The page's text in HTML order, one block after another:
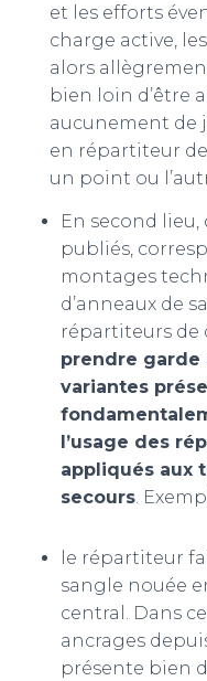
et les efforts
charge active,
alors
bien loin d’être
aucunement de
en répartiteur
un point ou
En second
publiés,
montages
d’anneaux de
répartiteurs de
prendre garde
variantes
l’usage des
appliqués aux
secours .
le répartiteur
sangle nouée
central. Dans
ancrages
présente bien